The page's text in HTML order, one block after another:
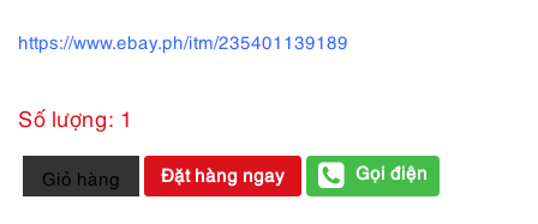
https://www.ebay.ph/itm/235401139189
Số lượng: 1
2058-
Đồng
Giỏ hàng Đặt hàng ngay Gọi điện